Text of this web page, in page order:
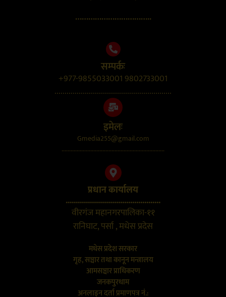
……………………………..
सम्पर्कः
+977-9855033001 9802733001
..........................................................
इमेलः
Gmedia255@gmail.com
....................................................................
प्रधान कार्यालय
...............................................
वीरगंज महानगरपालिका-११
रानिघाट, पर्सा , मधेस प्रदेस
मधेस प्रदेश सरकार
गृह, सञ्चार तथा कानून मन्त्रालय
आमसञ्चार प्राधिकरण
जनकपुरधाम
अनलाइन दर्ता प्रमाणपत्र नं.: